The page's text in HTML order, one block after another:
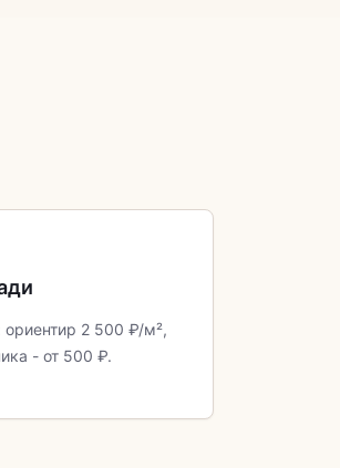
2 500 ₽/м²,
- от 500 ₽.